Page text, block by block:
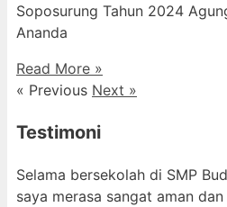
Soposurung Tahun 2024
⁠Ananda
Read More »
« Previous Next »
Testimoni
Selama bersekolah di SMP
saya merasa sangat aman